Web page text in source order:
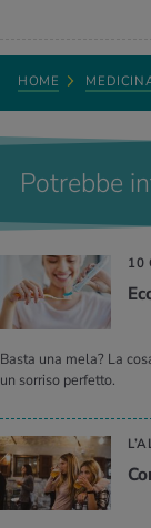
HOME
Potrebbe
10
Basta una mela? La
un sorriso perfetto.